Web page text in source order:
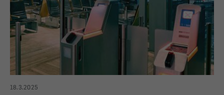
18.3.2025